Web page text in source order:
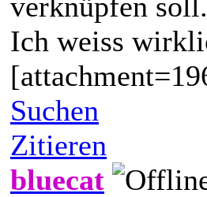
Ich weiss
Suchen
Zitieren
bluecat